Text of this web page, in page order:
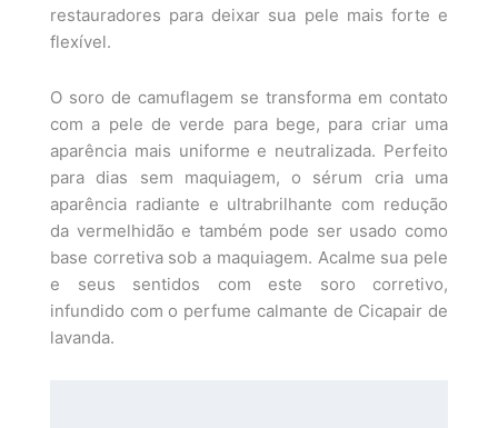
restauradores para deixar sua pele mais forte e
flexível.
O soro de camuflagem se transforma em contato
com a pele de verde para bege, para criar uma
aparência mais uniforme e neutralizada. Perfeito
para dias sem maquiagem, o sérum cria uma
aparência radiante e ultrabrilhante com redução
da vermelhidão e também pode ser usado como
base corretiva sob a maquiagem. Acalme sua pele
e seus sentidos com este soro corretivo,
infundido com o perfume calmante de Cicapair de
lavanda.